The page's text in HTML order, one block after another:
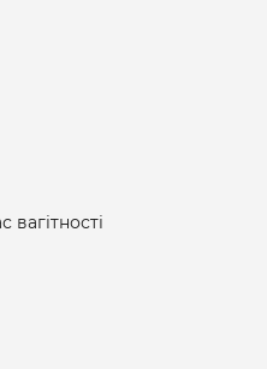
вагітності